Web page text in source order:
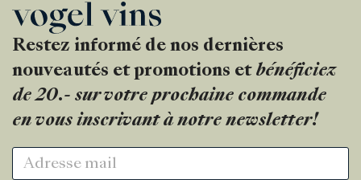
Restez informé de nos dernières
nouveautés et promotions et bénéficiez
de 20.- sur votre prochaine commande
en vous inscrivant à notre newsletter!